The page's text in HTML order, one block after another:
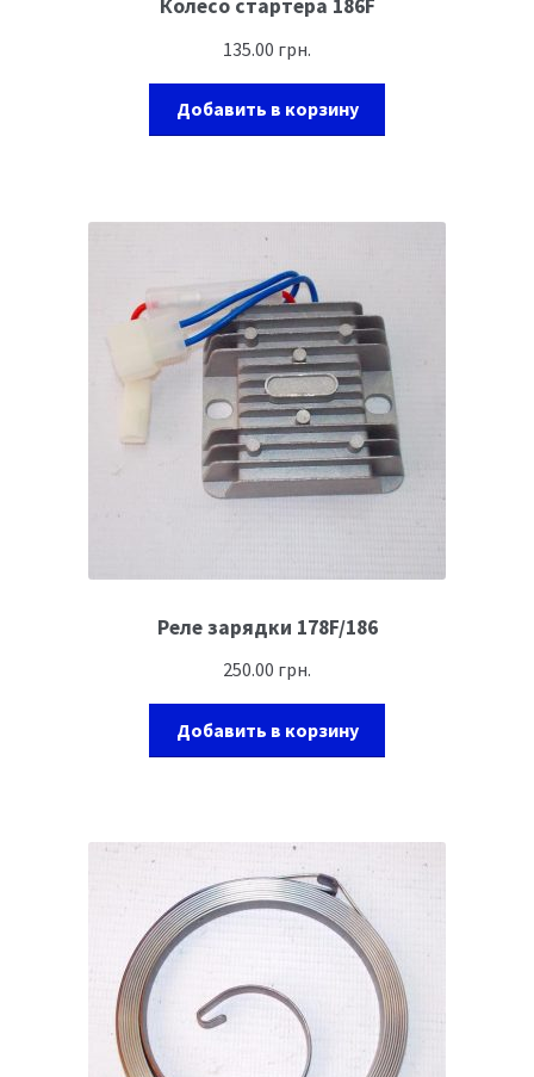
Колесо стартера 186F
135.00 грн.
Добавить в корзину
Реле зарядки 178F/186
250.00 грн.
Добавить в корзину